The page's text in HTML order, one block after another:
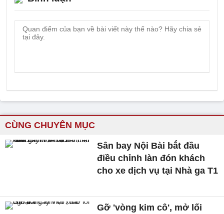
CÙNG CHUYÊN MỤC
Sân bay Nội Bài bắt đầu
điều chỉnh làn đón khách
cho xe dịch vụ tại Nhà ga T1
Gỡ 'vòng kim cô', mở lối